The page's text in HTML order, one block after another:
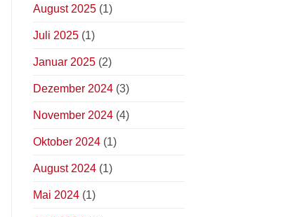
August 2025(1)
Juli 2025(1)
Januar 2025(2)
Dezember 2024(3)
November 2024(4)
Oktober 2024(1)
August 2024(1)
Mai 2024(1)